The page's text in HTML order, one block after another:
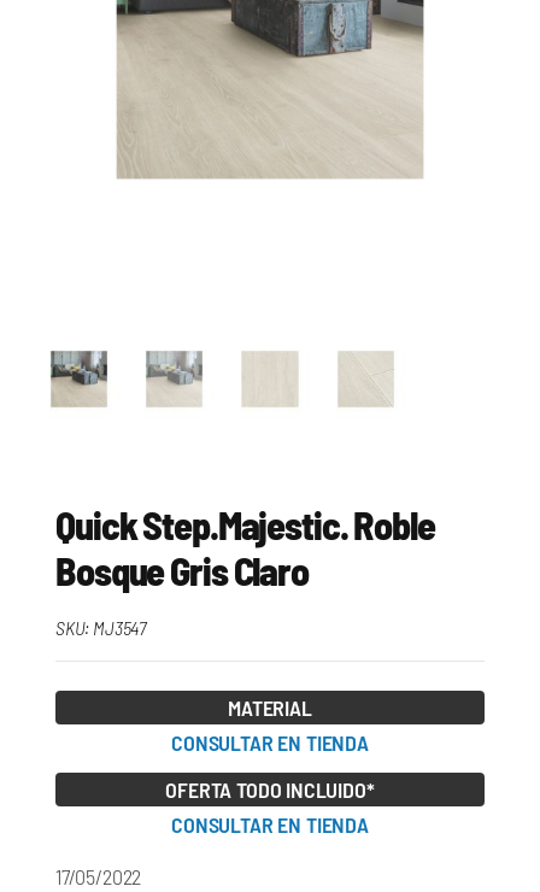
Quick Step.Majestic. Roble
Bosque Gris Claro
SKU: MJ3547
MATERIAL
CONSULTAR EN TIENDA
OFERTA TODO INCLUIDO*
CONSULTAR EN TIENDA
17/05/2022